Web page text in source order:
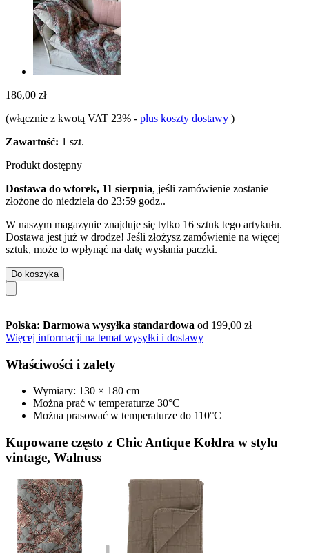
186,00 zł
(włącznie z kwotą VAT 23% - plus koszty dostawy )
Zawartość: 1 szt.
Produkt dostępny
Dostawa do wtorek, 11 sierpnia, jeśli zamówienie zostanie
złożone do niedziela do 23:59 godz..
W naszym magazynie znajduje się tylko 16 sztuk tego artykułu.
Dostawa jest już w drodze! Jeśli złożysz zamówienie na więcej
sztuk, może to wpłynąć na datę wysłania paczki.
Do koszyka
Polska: Darmowa wysyłka standardowa od 199,00 zł
Więcej informacji na temat wysyłki i dostawy
Właściwości i zalety
Wymiary: 130 × 180 cm
Można prać w temperaturze 30°C
Można prasować w temperaturze do 110°C
Kupowane często z Chic Antique Kołdra w stylu
vintage, Walnuss